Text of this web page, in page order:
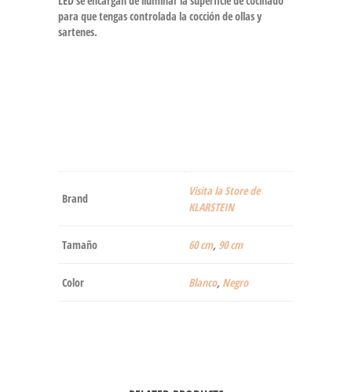
para que tengas controlada la cocción de ollas y
sartenes.
Brand
Visita la Store de
KLARSTEIN
Tamaño 60 cm, 90 cm
Color ‎Blanco, Negro